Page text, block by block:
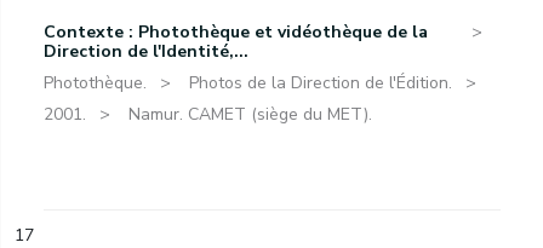
Contexte : Photothèque et vidéothèque de la
Direction de l'Identité,...
Photothèque.
Photos de la Direction de l'Édition.
2001.
Namur. CAMET (siège du MET).
17